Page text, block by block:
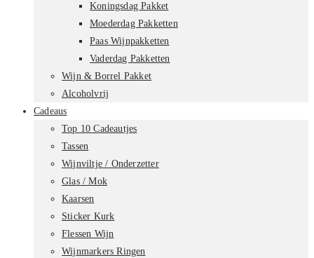
Koningsdag Pakket
Moederdag Pakketten
Paas Wijnpakketten
Vaderdag Pakketten
Wijn & Borrel Pakket
Alcoholvrij
Cadeaus
Top 10 Cadeautjes
Tassen
Wijnviltje / Onderzetter
Glas / Mok
Kaarsen
Sticker Kurk
Flessen Wijn
Wijnmarkers Ringen